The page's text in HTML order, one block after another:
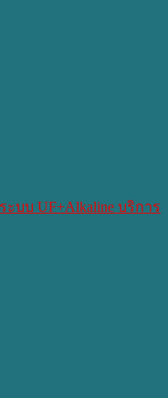
ะบบ UF+Alkaline บริการ